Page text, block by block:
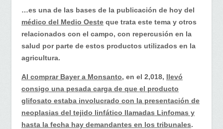
a
los
pesticidas…
…es una de las bases de la publicación de hoy del
médico del Medio Oeste que trata este tema y otros
relacionados con el campo, con repercusión en la
salud por parte de estos productos utilizados en la
agricultura.
Al comprar Bayer a Monsanto, en el 2,018, llevó
consigo una pesada carga de que el producto
glifosato estaba involucrado con la presentación de
neoplasias del tejido linfático llamadas Linfomas y
hasta la fecha hay demandantes en los tribunales.